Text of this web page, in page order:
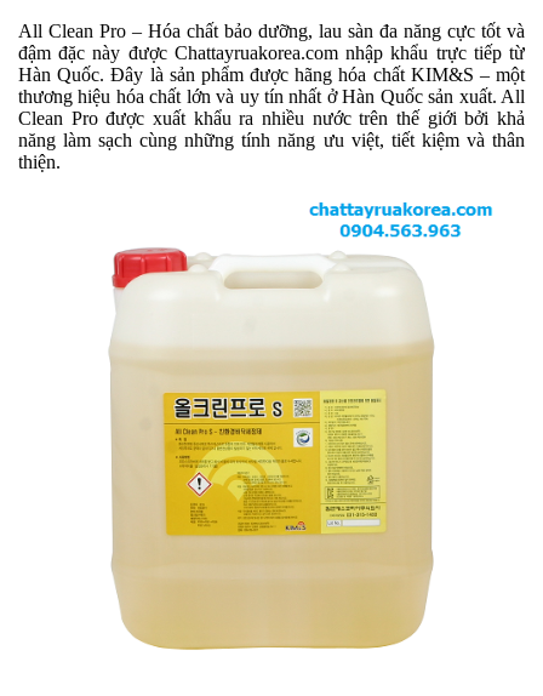
All Clean Pro – Hóa chất bảo dưỡng, lau sàn đa năng cực tốt và
đậm đặc này được Chattayruakorea.com nhập khẩu trực tiếp từ
Hàn Quốc. Đây là sản phẩm được hãng hóa chất KIM&S – một
thương hiệu hóa chất lớn và uy tín nhất ở Hàn Quốc sản xuất. All
Clean Pro được xuất khẩu ra nhiều nước trên thế giới bởi khả
năng làm sạch cùng những tính năng ưu việt, tiết kiệm và thân
thiện.